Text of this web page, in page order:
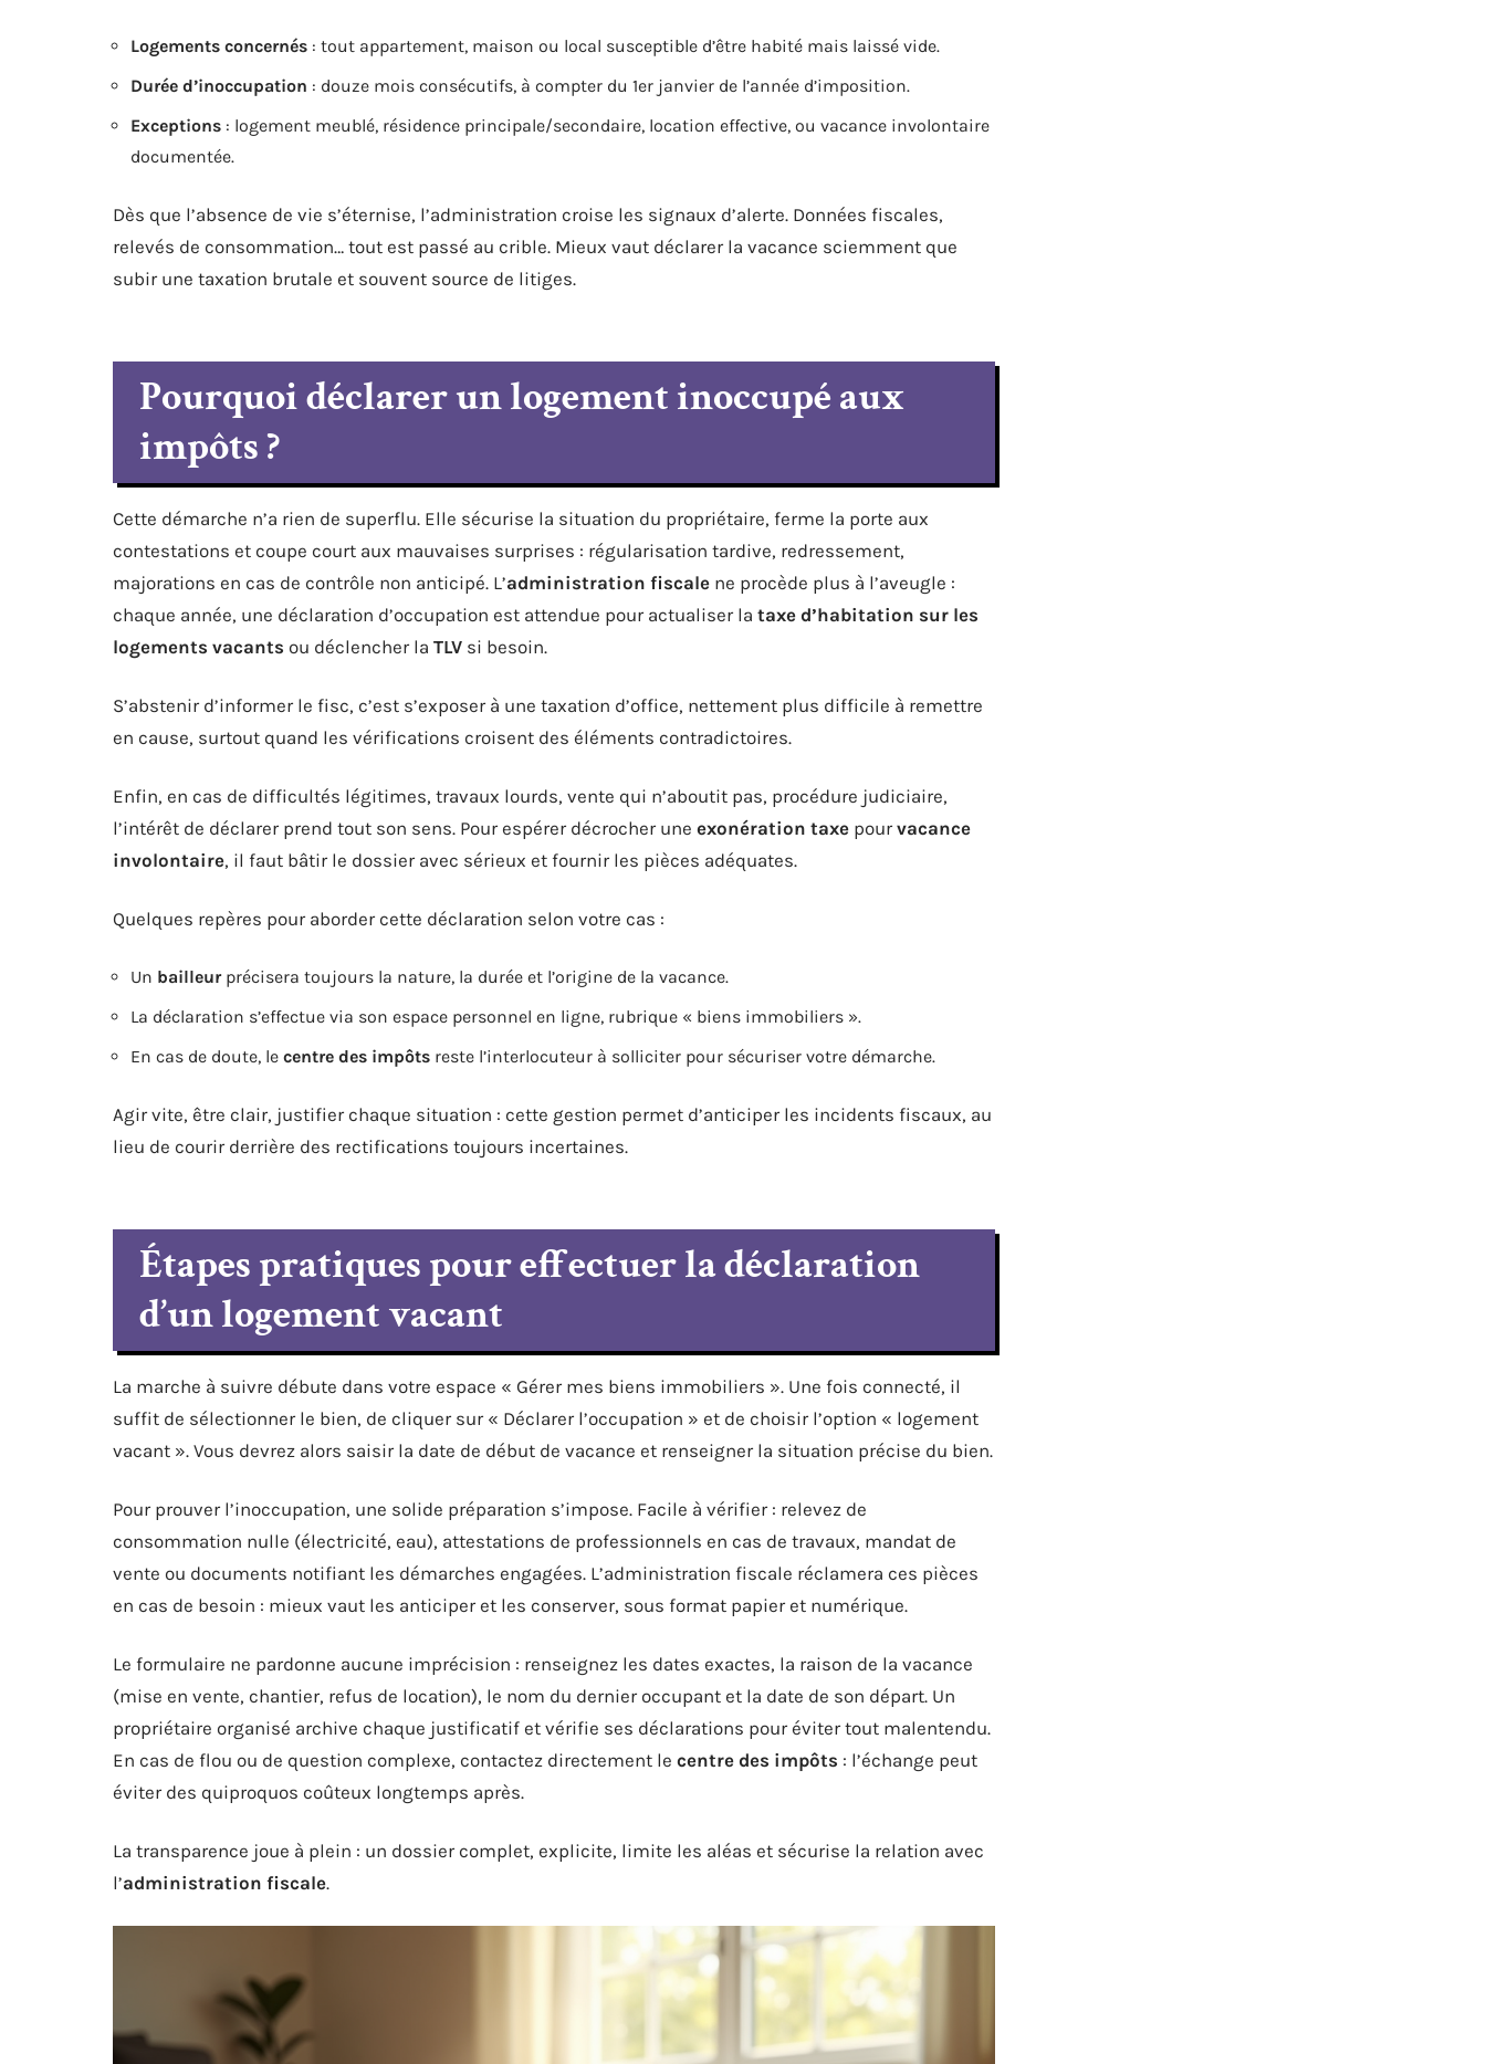
Logements concernés : tout appartement, maison ou local susceptible d’être habité mais laissé vide.
Durée d’inoccupation : douze mois consécutifs, à compter du 1er janvier de l’année d’imposition.
Exceptions : logement meublé, résidence principale/secondaire, location effective, ou vacance involontaire
documentée.
Dès que l’absence de vie s’éternise, l’administration croise les signaux d’alerte. Données fiscales,
relevés de consommation… tout est passé au crible. Mieux vaut déclarer la vacance sciemment que
subir une taxation brutale et souvent source de litiges.
Pourquoi déclarer un logement inoccupé aux
impôts ?
Cette démarche n’a rien de superflu. Elle sécurise la situation du propriétaire, ferme la porte aux
contestations et coupe court aux mauvaises surprises : régularisation tardive, redressement,
majorations en cas de contrôle non anticipé. L’administration fiscale ne procède plus à l’aveugle :
chaque année, une déclaration d’occupation est attendue pour actualiser la taxe d’habitation sur les
logements vacants ou déclencher la TLV si besoin.
S’abstenir d’informer le fisc, c’est s’exposer à une taxation d’office, nettement plus difficile à remettre
en cause, surtout quand les vérifications croisent des éléments contradictoires.
Enfin, en cas de difficultés légitimes, travaux lourds, vente qui n’aboutit pas, procédure judiciaire,
l’intérêt de déclarer prend tout son sens. Pour espérer décrocher une exonération taxe pourvacance
involontaire, il faut bâtir le dossier avec sérieux et fournir les pièces adéquates.
Quelques repères pour aborder cette déclaration selon votre cas :
Un bailleurprécisera toujours la nature, la durée et l’origine de la vacance.
La déclaration s’effectue via son espace personnel en ligne, rubrique « biens immobiliers ».
En cas de doute, le centre des impôts reste l’interlocuteur à solliciter pour sécuriser votre démarche.
Agir vite, être clair, justifier chaque situation : cette gestion permet d’anticiper les incidents fiscaux, au
lieu de courir derrière des rectifications toujours incertaines.
Étapes pratiques pour effectuer la déclaration
d’un logement vacant
La marche à suivre débute dans votre espace « Gérer mes biens immobiliers ». Une fois connecté, il
suffit de sélectionner le bien, de cliquer sur « Déclarer l’occupation » et de choisir l’option « logement
vacant ». Vous devrez alors saisir la date de début de vacance et renseigner la situation précise du bien.
Pour prouver l’inoccupation, une solide préparation s’impose. Facile à vérifier : relevez de
consommation nulle (électricité, eau), attestations de professionnels en cas de travaux, mandat de
vente ou documents notifiant les démarches engagées. L’administration fiscale réclamera ces pièces
en cas de besoin : mieux vaut les anticiper et les conserver, sous format papier et numérique.
Le formulaire ne pardonne aucune imprécision : renseignez les dates exactes, la raison de la vacance
(mise en vente, chantier, refus de location), le nom du dernier occupant et la date de son départ. Un
propriétaire organisé archive chaque justificatif et vérifie ses déclarations pour éviter tout malentendu.
En cas de flou ou de question complexe, contactez directement le centre des impôts : l’échange peut
éviter des quiproquos coûteux longtemps après.
La transparence joue à plein : un dossier complet, explicite, limite les aléas et sécurise la relation avec
l’administration fiscale.